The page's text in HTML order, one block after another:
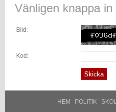
Vänligen knappa
Bild:
Kod:
HEM POLITIK